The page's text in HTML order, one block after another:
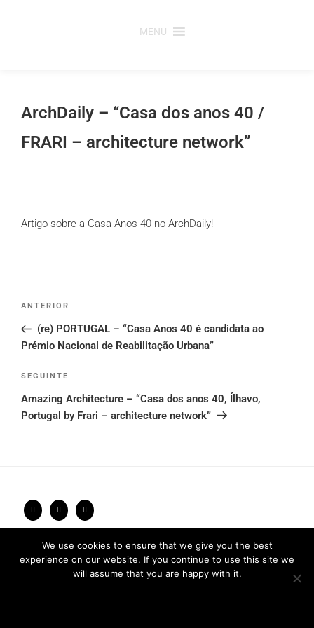
MENU
ArchDaily – “Casa dos anos 40 /
FRARI – architecture network”
Artigo sobre a Casa Anos 40 no ArchDaily!
Post
Conteúdo
anterior
ANTERIOR
(re) PORTUGAL – “Casa Anos 40 é candidata ao
Prémio Nacional de Reabilitação Urbana”
Conteúdo
seguinte
SEGUINTE
Amazing Architecture – “Casa dos anos 40, Ílhavo,
Portugal by Frari – architecture network”
Política de Privacidade
2026 © FRARI - All Rights Reserved /
made byUnpxl.
We use cookies to ensure that we give you the best
experience on our website. If you continue to use this site we
will assume that you are happy with it.